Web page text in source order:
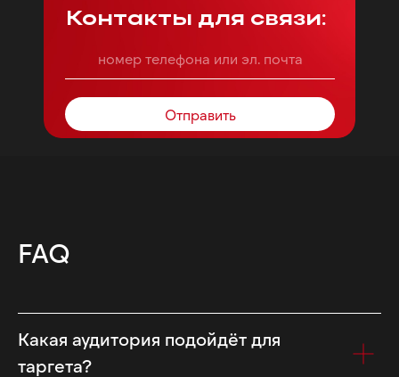
Контакты для связи:
Отправить
FAQ
Какая аудитория подойдёт для
таргета?